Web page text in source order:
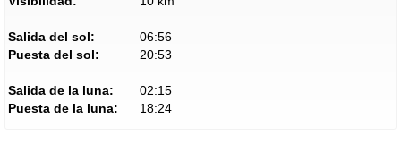
Salida del sol:
06:56
Puesta del sol:
20:53
Salida de la luna:
02:15
Puesta de la luna:
18:24